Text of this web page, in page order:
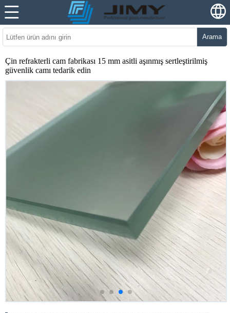
Arama
Çin refrakterli cam fabrikası 15 mm asitli aşınmış sertleştirilmiş
güvenlik camı tedarik edin